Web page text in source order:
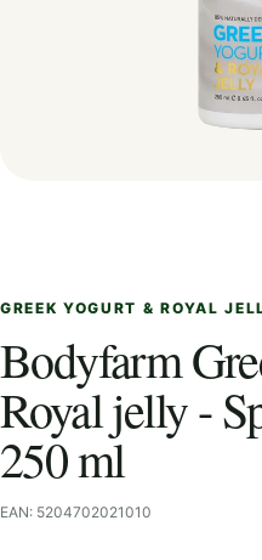
GREEK YOGURT & ROYAL
Bodyfarm
Royal jelly -
250 ml
EAN: 5204702021010